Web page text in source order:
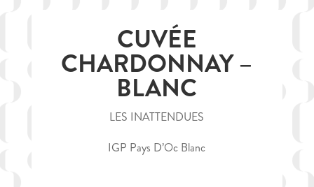
CUVÉE
CHARDONNAY –
BLANC
LES INATTENDUES
IGP Pays D’Oc Blanc